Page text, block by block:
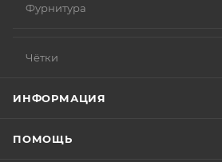
Фурнитура
Чётки
ИНФОРМАЦИЯ
ПОМОЩЬ